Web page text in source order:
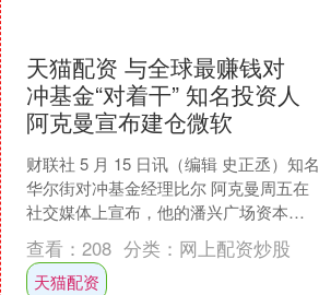
天猫配资 与全球最赚钱对
冲基金“对着干” 知名投资人
阿克曼宣布建仓微软
财联社 5 月 15 日讯（编辑 史正丞）知名
华尔街对冲基金经理比尔 阿克曼周五在
社交媒体上宣布，他的潘兴广场资本在
今年一季度建仓传统软件巨头微软。 阿
克曼在一....
查看： 208 分类： 网上配资炒股
天猫配资